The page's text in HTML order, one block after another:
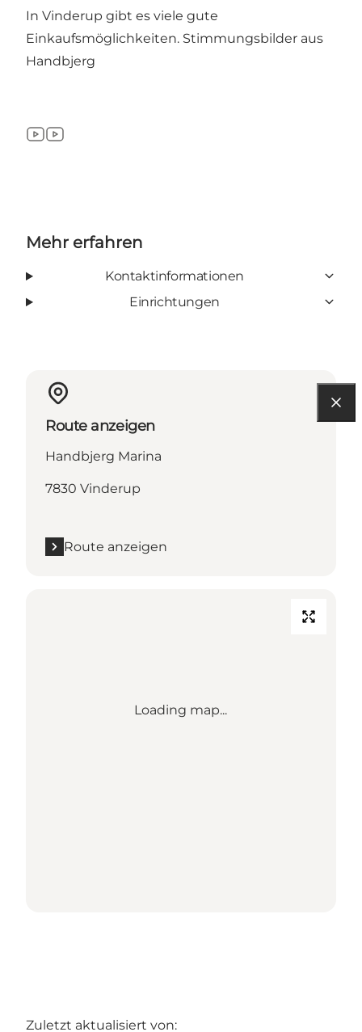
In Vinderup gibt es viele gute
Einkaufsmöglichkeiten. Stimmungsbilder aus
Handbjerg
YouTube
YouTube
Mehr erfahren
Kontaktinformationen
Einrichtungen
Route anzeigen
Handbjerg Marina
7830 Vinderup
Route anzeigen
Loading map...
Zuletzt aktualisiert von: